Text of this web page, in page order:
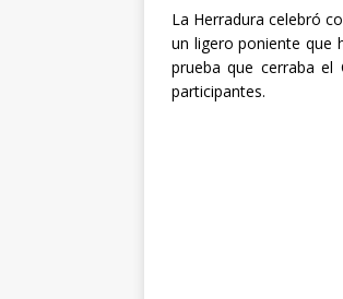
La Herradura celebró
un ligero poniente que
prueba que cerraba
participantes.